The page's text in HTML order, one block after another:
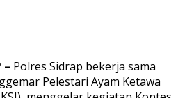
– Polres Sidrap bekerja sama
Pelestari Ayam Ketawa